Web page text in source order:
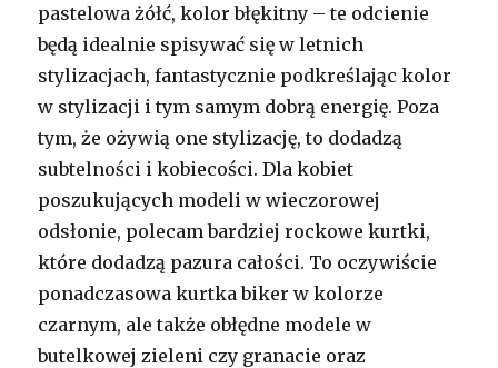
pastelowa żółć, kolor błękitny – te odcienie
będą idealnie spisywać się w letnich
stylizacjach, fantastycznie podkreślając kolor
w stylizacji i tym samym dobrą energię. Poza
tym, że ożywią one stylizację, to dodadzą
subtelności i kobiecości. Dla kobiet
poszukujących modeli w wieczorowej
odsłonie, polecam bardziej rockowe kurtki,
które dodadzą pazura całości. To oczywiście
ponadczasowa kurtka biker w kolorze
czarnym, ale także obłędne modele w
butelkowej zieleni czy granacie oraz